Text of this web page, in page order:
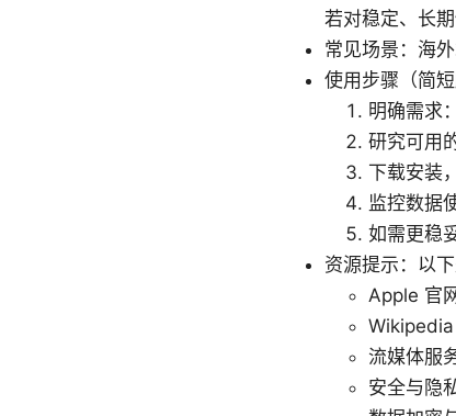
若对稳定、长
常见场景：海
使用步骤（简短
明确需求
研究可用
下载安装
监控数据
如需更稳
资源提示：以
Apple 官
流媒体服
安全与隐